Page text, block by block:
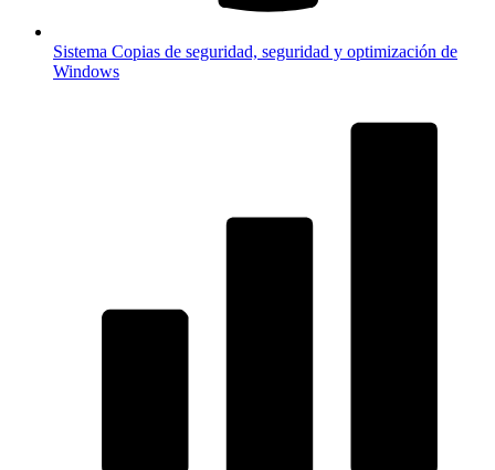
Sistema Copias de seguridad, seguridad y optimización de
Windows